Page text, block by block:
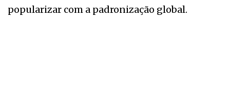
popularizar com a padronização global.